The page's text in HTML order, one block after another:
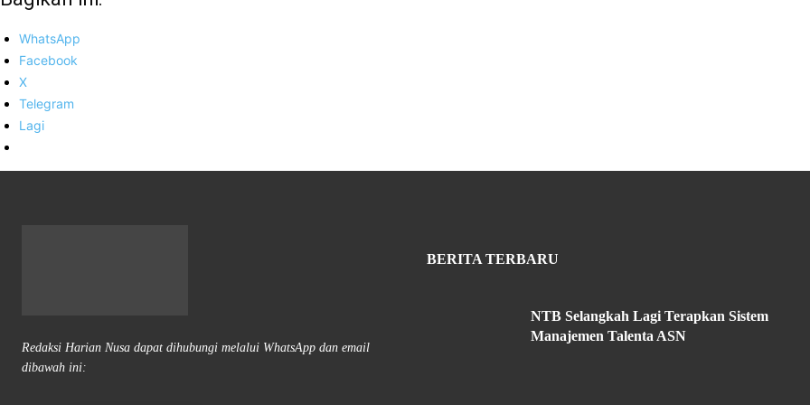
WhatsApp
Facebook
X
Telegram
Lagi
Redaksi Harian Nusa dapat dihubungi melalui WhatsApp dan email
dibawah ini:
BERITA TERBARU
NTB Selangkah Lagi Terapkan Sistem
Manajemen Talenta ASN